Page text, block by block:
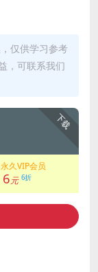
仅供学习参考
，可联系我们
下载
永久VIP会员
6元 6折